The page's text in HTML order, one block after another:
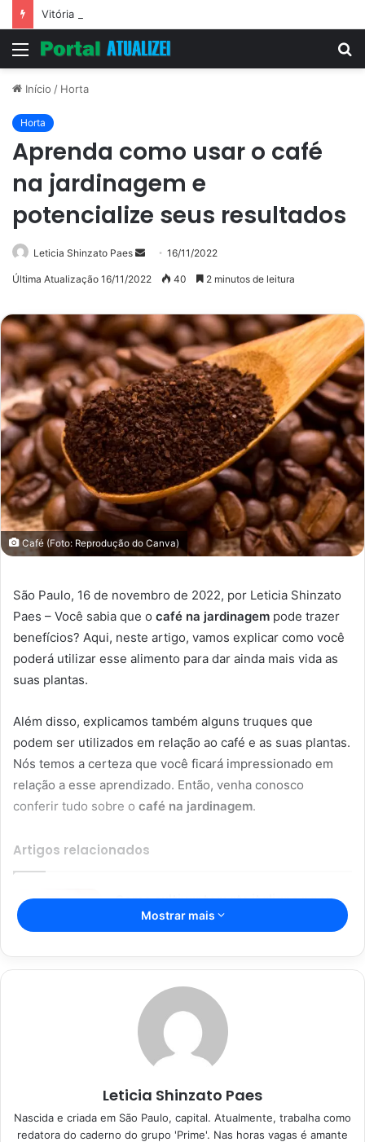
Menu
Início / Horta
Horta
Aprenda como usar o café
na jardinagem e
potencialize seus resultados
Leticia Shinzato Paes
Mande16/11/2022
Última Atualização 16/11/2022 40 2 minutos de leitura
Café (Foto: Reprodução do Canva)
São Paulo, 16 de novembro de 2022, por Leticia Shinzato
Paes – Você sabia que o café na jardinagem pode trazer
benefícios? Aqui, neste artigo, vamos explicar como você
poderá utilizar esse alimento para dar ainda mais vida as
suas plantas.
Além disso, explicamos também alguns truques que
podem ser utilizados em relação ao café e as suas plantas.
Nós temos a certeza que você ficará impressionado em
relação a esse aprendizado. Então, venha conosco
conferir tudo sobre o café na jardinagem.
Artigos relacionados
Como cultivar tomate italiano na sua
horta da forma correta e sem dor de
Aprenda como plantar cebola em
balde ou direto na terra sem
dificuldade
06/01/2023
Café: borra, pó e muito mais
Mostrar mais
Leticia Shinzato Paes
Nascida e criada em São Paulo, capital. Atualmente, trabalha como
redatora do caderno do grupo 'Prime'. Nas horas vagas é amante